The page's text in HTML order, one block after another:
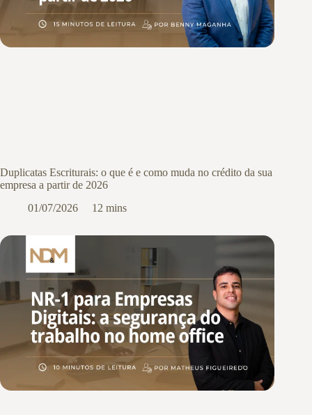
Duplicatas Escriturais: o que é e como muda no crédito da sua
empresa a partir de 2026
01/07/2026
12 mins